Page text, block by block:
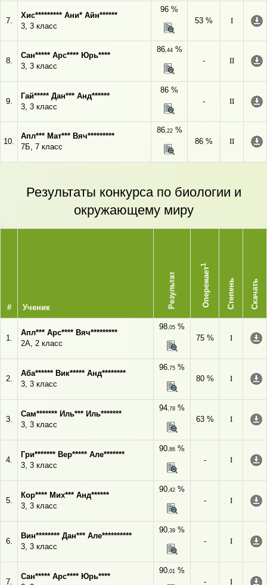
7.
Хис********* Ани* Айн******
3, 3 класс
96 %
53 %
I
8.
Сан***** Арс**** Юрь****
3, 3 класс
86,44%
-
II
9.
Гай***** Дан*** Анд******
3, 3 класс
86 %
-
II
10.
Апл*** Мат*** Вяч*********
7Б, 7 класс
86,22%
86 %
II
Результаты конкурса по биологии и
окружающему миру
# Ученик Результат Опережает
1
Степень Скачать
1.
Апл*** Арс**** Вяч*********
2А, 2 класс
98,05 %
75 %
I
2.
Аба****** Вик***** Анд********
3, 3 класс
96,75 %
80 %
I
3.
Сам******* Иль*** Иль*******
3, 3 класс
94,78 %
63 %
I
4.
Гри******* Вер***** Але*******
3, 3 класс
90,86 %
-
I
5.
Кор**** Мих*** Анд******
3, 3 класс
90,42 %
-
I
6.
Вин******** Дан*** Але**********
3, 3 класс
90,39 %
-
I
7.
Сан***** Арс**** Юрь****
90,01 %
-
I